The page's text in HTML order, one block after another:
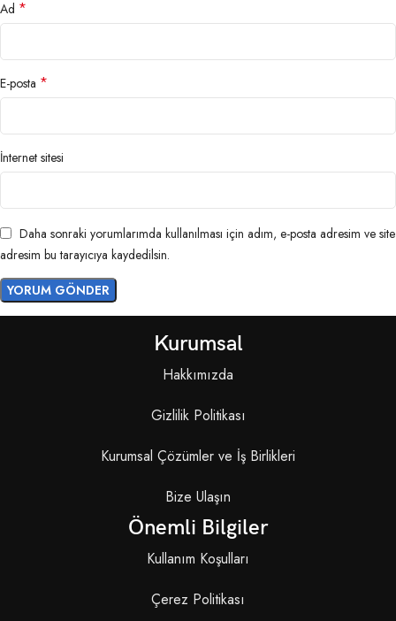
Ad *
E-posta *
İnternet sitesi
Daha sonraki yorumlarımda kullanılması için adım, e-posta adresim ve site
adresim bu tarayıcıya kaydedilsin.
Kurumsal
Hakkımızda
Gizlilik Politikası
Kurumsal Çözümler ve İş Birlikleri
Bize Ulaşın
Önemli Bilgiler
Kullanım Koşulları
Çerez Politikası